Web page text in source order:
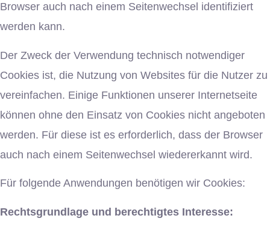
Browser auch nach einem Seitenwechsel identifiziert
werden kann.
Der Zweck der Verwendung technisch notwendiger
Cookies ist, die Nutzung von Websites für die Nutzer zu
vereinfachen. Einige Funktionen unserer Internetseite
können ohne den Einsatz von Cookies nicht angeboten
werden. Für diese ist es erforderlich, dass der Browser
auch nach einem Seitenwechsel wiedererkannt wird.
Für folgende Anwendungen benötigen wir Cookies:
Rechtsgrundlage und berechtigtes Interesse: